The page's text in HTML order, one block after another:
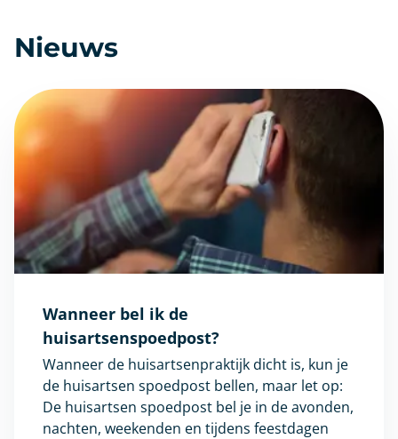
Nieuws
Wanneer bel ik de
huisartsenspoedpost?
Wanneer de huisartsenpraktijk dicht is, kun je
de huisartsen spoedpost bellen, maar let op:
De huisartsen spoedpost bel je in de avonden,
nachten, weekenden en tijdens feestdagen